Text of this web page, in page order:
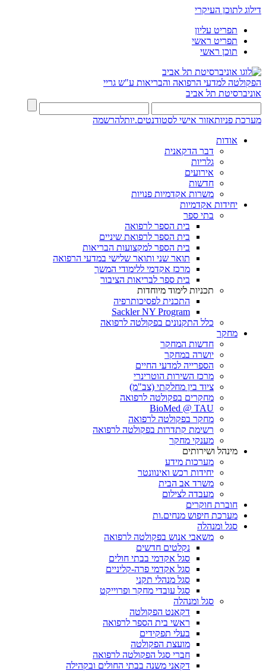
דילוג לתוכן העיקרי
תפריט עליון
תפריט ראשי
תוכן ראשי
הפקולטה למדעי הרפואה והבריאות ע"ש גריי
אוניברסיטת תל אביב
מערכת פניותאזור אישי לסטודנטים.יותלהרשמה
אודות
דבר הדקאנית
גלריות
אירועים
חדשות
משרות אקדמיות פנויות
יחידות אקדמיות
בתי ספר
בית הספר לרפואה
בית הספר לרפואת שיניים
בית הספר למקצועות הבריאות
תואר שני ותואר שלישי במדעי הרפואה
מרכז אקדמי ללימודי המשך
בית ספר לבריאות הציבור
תכניות לימוד מיוחדות
התכנית לפסיכותרפיה
Sackler NY Program
כלל התקנונים בפקולטה לרפואה
מחקר
חדשות המחקר
יושרה במחקר
הספרייה למדעי החיים
מרכז השירות הוטרינרי
ציוד בין מחלקתי (צב"מ)
מחקרים בפקולטה לרפואה
BioMed @ TAU
מחקר בפקולטה לרפואה
רשימת קתדרות בפקולטה לרפואה
מענקי מחקר
מינהל ושירותים
מערכות מידע
יחידות רכש ואינוונטר
משרד אב הבית
מעבדה לצילום
חוברת חוקרים
מערכת חיפוש מנחים.ות
סגל ומנהלה
משאבי אנוש בפקולטה לרפואה
נקלטים חדשים
סגל אקדמי בבתי חולים
סגל אקדמי פרה-קליניים
סגל מנהלי תקני
סגל עובדי מחקר ופרוייקט
סגל ומנהלה
דקאנט הפקולטה
ראשי בית הספר לרפואה
בעלי תפקידים
מועצת הפקולטה
חברי סגל הפקולטה לרפואה
דקאני משנה בבתי החולים ובקהילה